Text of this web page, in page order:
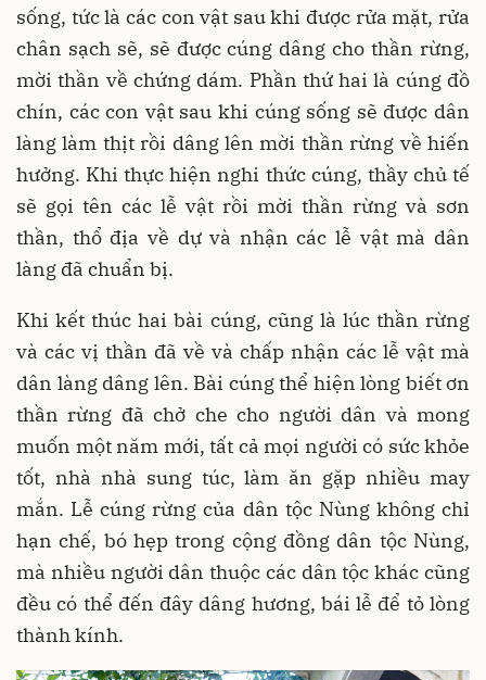
sống, tức là các con vật sau khi được rửa mặt, rửa
chân sạch sẽ, sẽ được cúng dâng cho thần rừng,
mời thần về chứng dám. Phần thứ hai là cúng đồ
chín, các con vật sau khi cúng sống sẽ được dân
làng làm thịt rồi dâng lên mời thần rừng về hiến
hưởng. Khi thực hiện nghi thức cúng, thầy chủ tế
sẽ gọi tên các lễ vật rồi mời thần rừng và sơn
thần, thổ địa về dự và nhận các lễ vật mà dân
làng đã chuẩn bị.
Khi kết thúc hai bài cúng, cũng là lúc thần rừng
và các vị thần đã về và chấp nhận các lễ vật mà
dân làng dâng lên. Bài cúng thể hiện lòng biết ơn
thần rừng đã chở che cho người dân và mong
muốn một năm mới, tất cả mọi người có sức khỏe
tốt, nhà nhà sung túc, làm ăn gặp nhiều may
mắn. Lễ cúng rừng của dân tộc Nùng không chỉ
hạn chế, bó hẹp trong cộng đồng dân tộc Nùng,
mà nhiều người dân thuộc các dân tộc khác cũng
đều có thể đến đây dâng hương, bái lễ để tỏ lòng
thành kính.